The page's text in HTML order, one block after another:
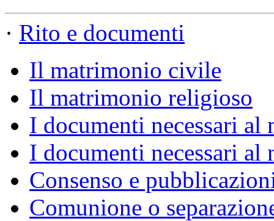
· Rito e documenti
Il matrimonio civile
Il matrimonio religioso
I documenti necessari
I documenti necessari
Consenso e
Comunione o